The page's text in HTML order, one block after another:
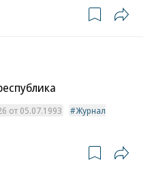
от 05.07.1993
Журнал